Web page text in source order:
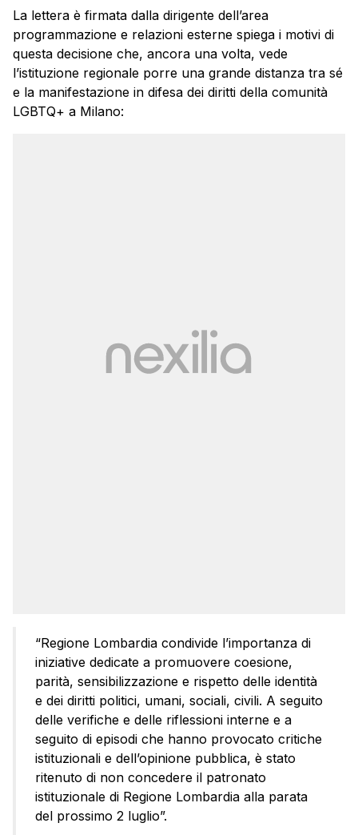
La lettera è firmata dalla dirigente dell’area
programmazione e relazioni esterne spiega i motivi di
questa decisione che, ancora una volta, vede
l’istituzione regionale porre una grande distanza tra sé
e la manifestazione in difesa dei diritti della comunità
LGBTQ+ a Milano:
“Regione Lombardia condivide l’importanza di
iniziative dedicate a promuovere coesione,
parità, sensibilizzazione e rispetto delle identità
e dei diritti politici, umani, sociali, civili. A seguito
delle verifiche e delle riflessioni interne e a
seguito di episodi che hanno provocato critiche
istituzionali e dell’opinione pubblica, è stato
ritenuto di non concedere il patronato
istituzionale di Regione Lombardia alla parata
del prossimo 2 luglio”.